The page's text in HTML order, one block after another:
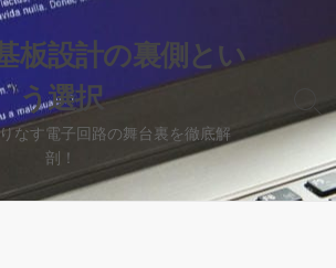
板設計の裏側とい
う選択
なす電子回路の舞台裏を徹底解
剖！
検
索
切
り
替